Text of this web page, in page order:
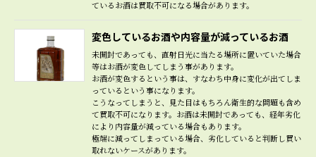
ているお酒は買取不可になる場合があります。
変色しているお酒や内容量が減っているお酒
未開封であっても、直射日光に当たる場所に置いていた場合
等はお酒が変色してしまう事があります。
お酒が変色するという事は、すなわち中身に変化が出てしま
っているという事になります。
こうなってしまうと、見た目はもちろん衛生的な問題も含め
て買取不可になります。お酒は未開封であっても、経年劣化
により内容量が減っている場合もあります。
極端に減ってしまっている場合、劣化していると判断し買い
取れないケースがあります。